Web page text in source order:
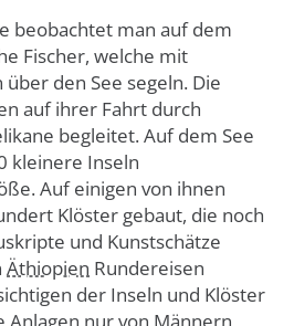
beobachtet man auf dem
Fischer, welche mit
den See segeln. Die
auf ihrer Fahrt durch
begleitet. Auf dem See
kleinere Inseln
Auf einigen von ihnen
Klöster gebaut, die noch
und Kunstschätze
Äthiopien Rundereisen
der Inseln und Klöster